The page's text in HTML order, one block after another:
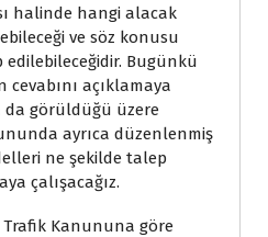
halinde hangi alacak
ve söz konusu
Bugünkü
cevabını açıklamaya
da görüldüğü üzere
ayrıca düzenlenmiş
ne şekilde talep
çalışacağız.
Trafik Kanununa göre